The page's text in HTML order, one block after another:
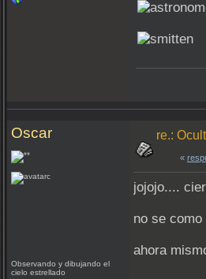
Oscar
Observando y dibujando el
cielo estrellado
re.:
«
jojojo....
no se
ahora